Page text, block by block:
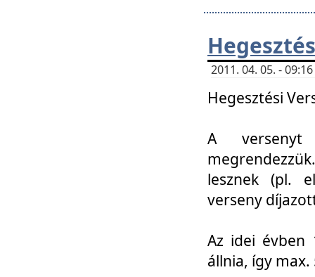
2011. 04. 05. -
Hegesztési
A versenyt
lesznek (pl.
verseny
Az idei évben
állnia, így